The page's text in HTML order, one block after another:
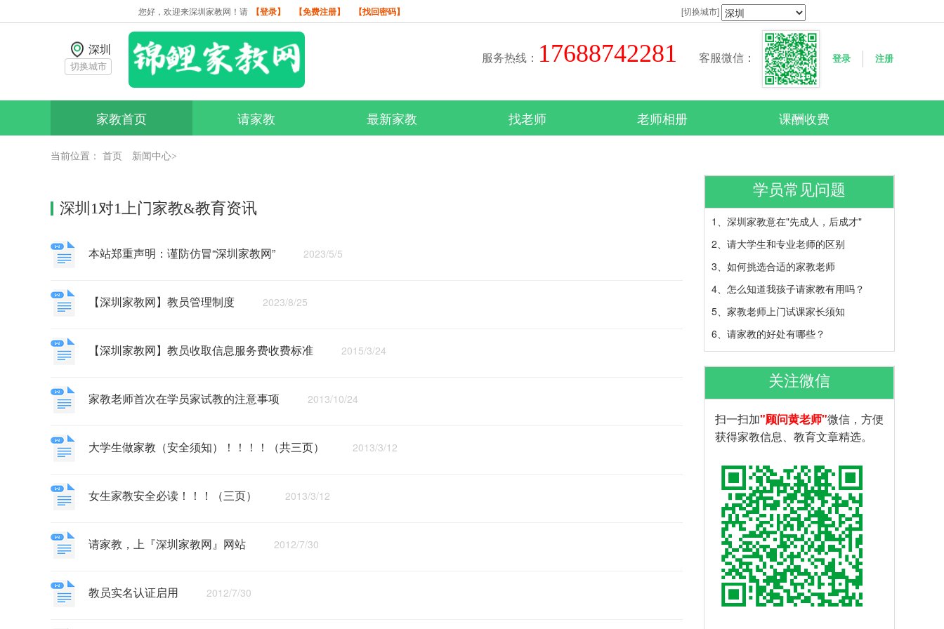
您好，欢迎来深圳家教网！请 【登录】 【免费注册】 【找回密码】 [切换城市]
深圳
切换城市
服务热线： 17688742281 客服微信： 登录 注册
家教首页 请家教 最新家教 找老师 老师相册 课酬收费
当前位置： 首页 新闻中心>
深圳1对1上门家教&教育资讯
本站郑重声明：谨防仿冒“深圳家教网” 2023/5/5
【深圳家教网】教员管理制度 2023/8/25
【深圳家教网】教员收取信息服务费收费标准 2015/3/24
家教老师首次在学员家试教的注意事项 2013/10/24
大学生做家教（安全须知）！！！！（共三页） 2013/3/12
女生家教安全必读！！！（三页） 2013/3/12
请家教，上『深圳家教网』网站 2012/7/30
教员实名认证启用 2012/7/30
学员常见问题
1、 深圳家教意在"先成人，后成才"
2、 请大学生和专业老师的区别
3、 如何挑选合适的家教老师
4、 怎么知道我孩子请家教有用吗？
5、 家教老师上门试课家长须知
6、 请家教的好处有哪些？
关注微信
扫一扫加"顾问黄老师"微信，方便
获得家教信息、教育文章精选。